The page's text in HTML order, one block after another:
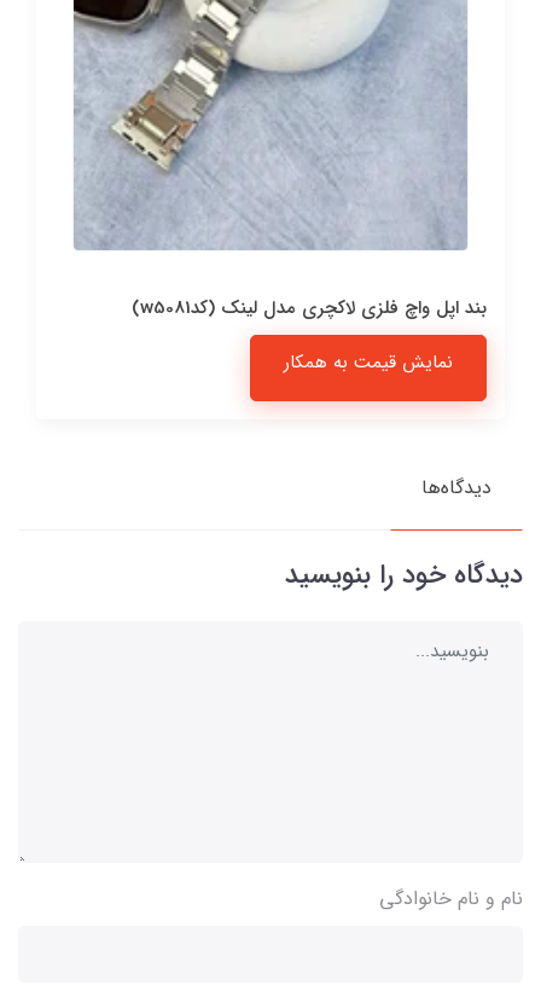
بند اپل واچ فلزی لاکچری مدل لینک (کدw5081)
نمایش قیمت به همکار
دیدگاه‌ها
دیدگاه خود را بنویسید
نام و نام خانوادگی